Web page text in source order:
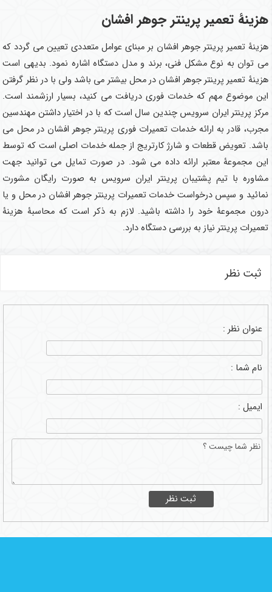
هزینۀ تعمیر پرینتر جوهر افشان
هزینۀ تعمیر پرینتر جوهر افشان بر مبنای عوامل متعددی تعیین می گردد که
می توان به نوع مشکل فنی، برند و مدل دستگاه اشاره نمود. بدیهی است
هزینۀ تعمیر پرینتر جوهر افشان در محل بیشتر می باشد ولی با در نظر گرفتن
این موضوع مهم که خدمات فوری دریافت می کنید، بسیار ارزشمند است.
مرکز پرینتر ایران سرویس چندین سال است که با در اختیار داشتن مهندسین
مجرب، قادر به ارائه خدمات تعمیرات فوری پرینتر جوهر افشان در محل می
باشد. تعویض قطعات و شارژ کارتریج از جمله خدمات اصلی است که توسط
این مجموعۀ معتبر ارائه داده می شود. در صورت تمایل می توانید جهت
مشاوره با تیم پشتیبان پرینتر ایران سرویس به صورت رایگان مشورت
نمائید و سپس درخواست خدمات تعمیرات پرینتر جوهر افشان در محل و یا
درون مجموعۀ خود را داشته باشید. لازم به ذکر است که محاسبۀ هزینۀ
تعمیرات پرینتر نیاز به بررسی دستگاه دارد.
ثبت نظر
عنوان نظر :
نام شما :
ایمیل :